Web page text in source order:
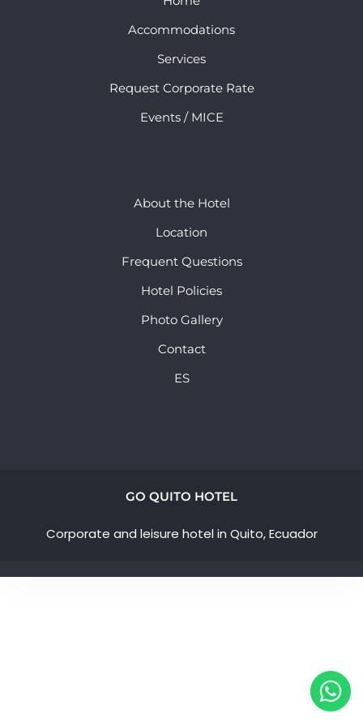
Accommodations
Services
Request Corporate Rate
Events / MICE
About the Hotel
Location
Frequent Questions
Hotel Policies
Photo Gallery
Contact
ES
GO QUITO HOTEL
Corporate and leisure hotel in Quito, Ecuador